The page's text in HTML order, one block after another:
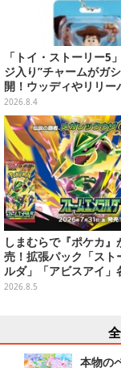
「トイ・ストーリー5
ジ入り”チャームがガ
開！ウッディやリリー
全5種、裏面はキャラク
に異なるデザイン
2026.8.4
しまむらで『ポケカ』
売！拡張パック「スト
ルダ」「アビスアイ」
ラインナップ
2026.8.5
本物の